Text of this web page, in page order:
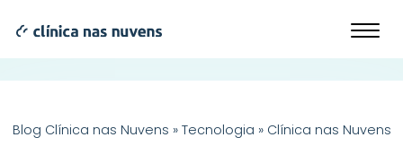
Blog Clínica nas Nuvens »Tecnologia » Clínica nas Nuvens